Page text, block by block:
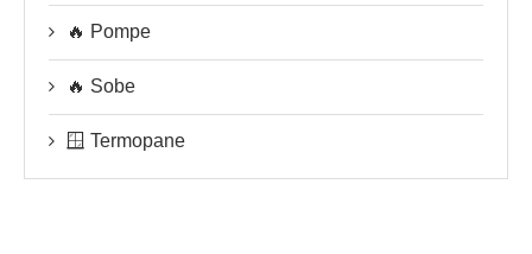
🔥 Pompe
🔥 Sobe
🪟 Termopane